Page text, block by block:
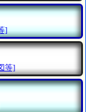
]
等]